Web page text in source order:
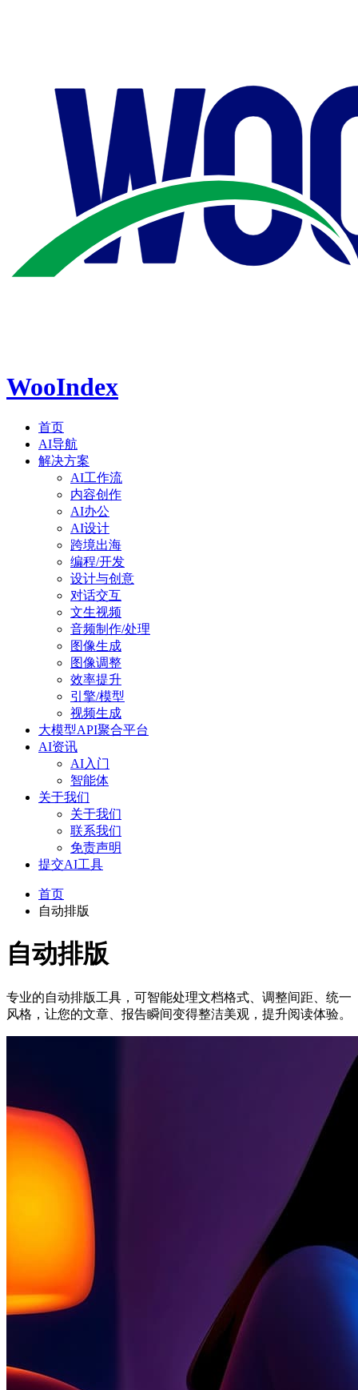
WooIndex
首页
AI导航
解决方案
AI工作流
内容创作
AI办公
AI设计
跨境出海
编程/开发
设计与创意
对话交互
文生视频
音频制作/处理
图像生成
图像调整
效率提升
引擎/模型
视频生成
大模型API聚合平台
AI资讯
AI入门
智能体
关于我们
关于我们
联系我们
免责声明
提交AI工具
首页
自动排版
自动排版
专业的自动排版工具，可智能处理文档格式、调整间距、统一
风格，让您的文章、报告瞬间变得整洁美观，提升阅读体验。